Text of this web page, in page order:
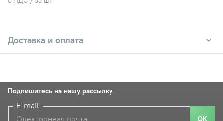
Доставка и оплата
Подпишитесь на нашу рассылку
E-mail
ОК